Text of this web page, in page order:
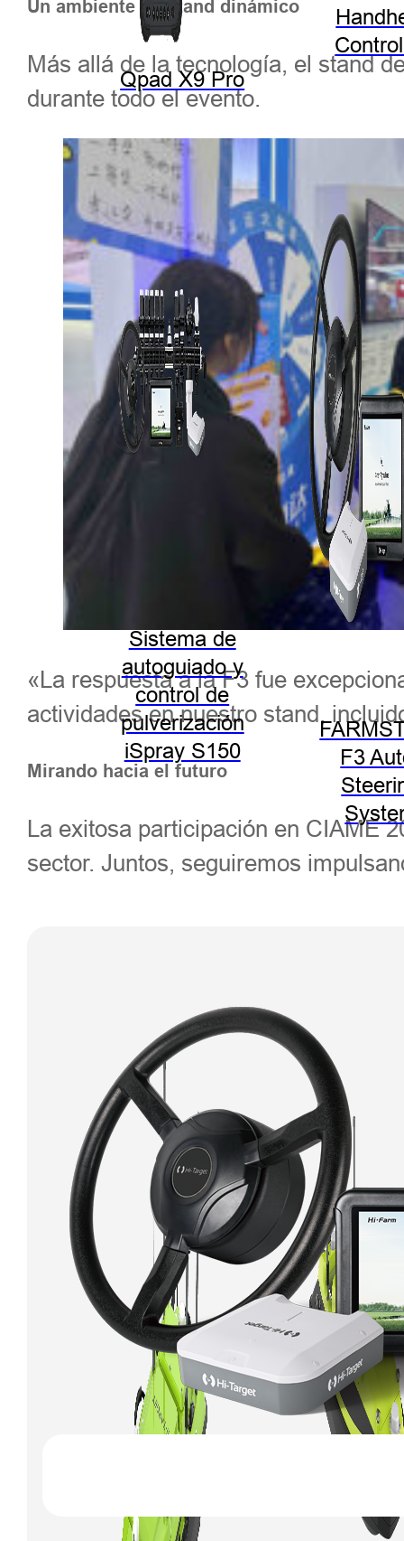
Qpad X9 Pro
Sistema de
autoguiado y
control de
pulverización
iSpray S150
F3
Un ambiente de stand dinámico
Más allá de la tecnología, el stand
durante todo el evento.
«La respuesta a la F3 fue
actividades en nuestro stand,
Mirando hacia el futuro
La exitosa participación en CIAME
sector. Juntos, seguiremos